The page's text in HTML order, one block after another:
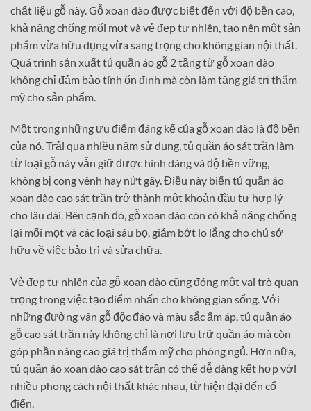
chất liệu gỗ này. Gỗ xoan dào được biết đến với độ bền cao,
khả năng chống mối mọt và vẻ đẹp tự nhiên, tạo nên một sản
phẩm vừa hữu dụng vừa sang trọng cho không gian nội thất.
Quá trình sản xuất tủ quần áo gỗ 2 tầng từ gỗ xoan dào
không chỉ đảm bảo tính ổn định mà còn làm tăng giá trị thẩm
mỹ cho sản phẩm.
Một trong những ưu điểm đáng kể của gỗ xoan dào là độ bền
của nó. Trải qua nhiều năm sử dụng, tủ quần áo sát trần làm
từ loại gỗ này vẫn giữ được hình dáng và độ bền vững,
không bị cong vênh hay nứt gãy. Điều này biến tủ quần áo
xoan dào cao sát trần trở thành một khoản đầu tư hợp lý
cho lâu dài. Bên cạnh đó, gỗ xoan dào còn có khả năng chống
lại mối mọt và các loại sâu bọ, giảm bớt lo lắng cho chủ sở
hữu về việc bảo trì và sửa chữa.
Vẻ đẹp tự nhiên của gỗ xoan dào cũng đóng một vai trò quan
trọng trong việc tạo điểm nhấn cho không gian sống. Với
những đường vân gỗ độc đáo và màu sắc ấm áp, tủ quần áo
gỗ cao sát trần này không chỉ là nơi lưu trữ quần áo mà còn
góp phần nâng cao giá trị thẩm mỹ cho phòng ngủ. Hơn nữa,
tủ quần áo xoan dào cao sát trần có thể dễ dàng kết hợp với
nhiều phong cách nội thất khác nhau, từ hiện đại đến cổ
điển.